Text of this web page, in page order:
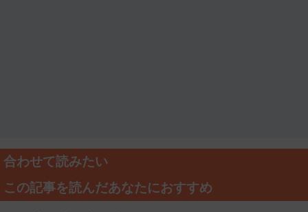
合わせて読みたい
この記事を読んだあなたにおすすめ